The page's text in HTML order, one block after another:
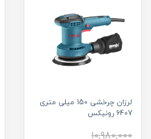
لرزان چرخشی 150 میلی متری
6407 رونیکس
10,980,000